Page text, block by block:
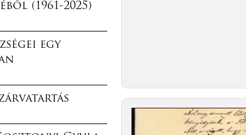
(1961-2025)
egy